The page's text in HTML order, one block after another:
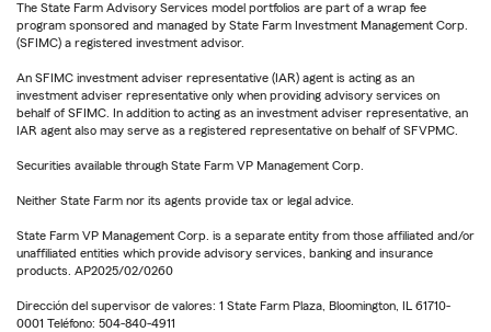
The State Farm Advisory Services model portfolios are part of a wrap fee
program sponsored and managed by State Farm Investment Management Corp.
(SFIMC) a registered investment advisor.
An SFIMC investment adviser representative (IAR) agent is acting as an
investment adviser representative only when providing advisory services on
behalf of SFIMC. In addition to acting as an investment adviser representative, an
IAR agent also may serve as a registered representative on behalf of SFVPMC.
Securities available through State Farm VP Management Corp.
Neither State Farm nor its agents provide tax or legal advice.
State Farm VP Management Corp. is a separate entity from those affiliated and/or
unaffiliated entities which provide advisory services, banking and insurance
products. AP2025/02/0260
Dirección del supervisor de valores: 1 State Farm Plaza, Bloomington, IL 61710-
0001 Teléfono: 504-840-4911